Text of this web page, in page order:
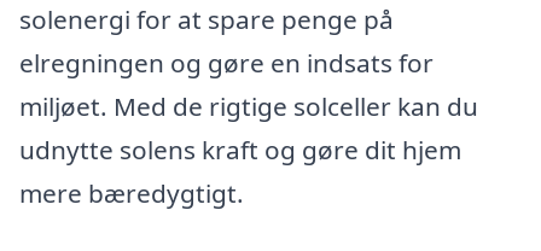
solenergi for at spare penge på
elregningen og gøre en indsats for
miljøet. Med de rigtige solceller kan du
udnytte solens kraft og gøre dit hjem
mere bæredygtigt.